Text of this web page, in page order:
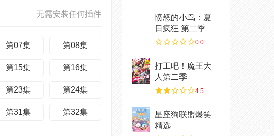
无需安装任何插件
第07集 第08集
第15集 第16集
第23集 第24集
第31集 第32集
愤怒的小鸟：夏
日疯狂 第二季
0.0
打工吧！魔王大
人第二季
4.5
星座狗联盟爆笑
精选